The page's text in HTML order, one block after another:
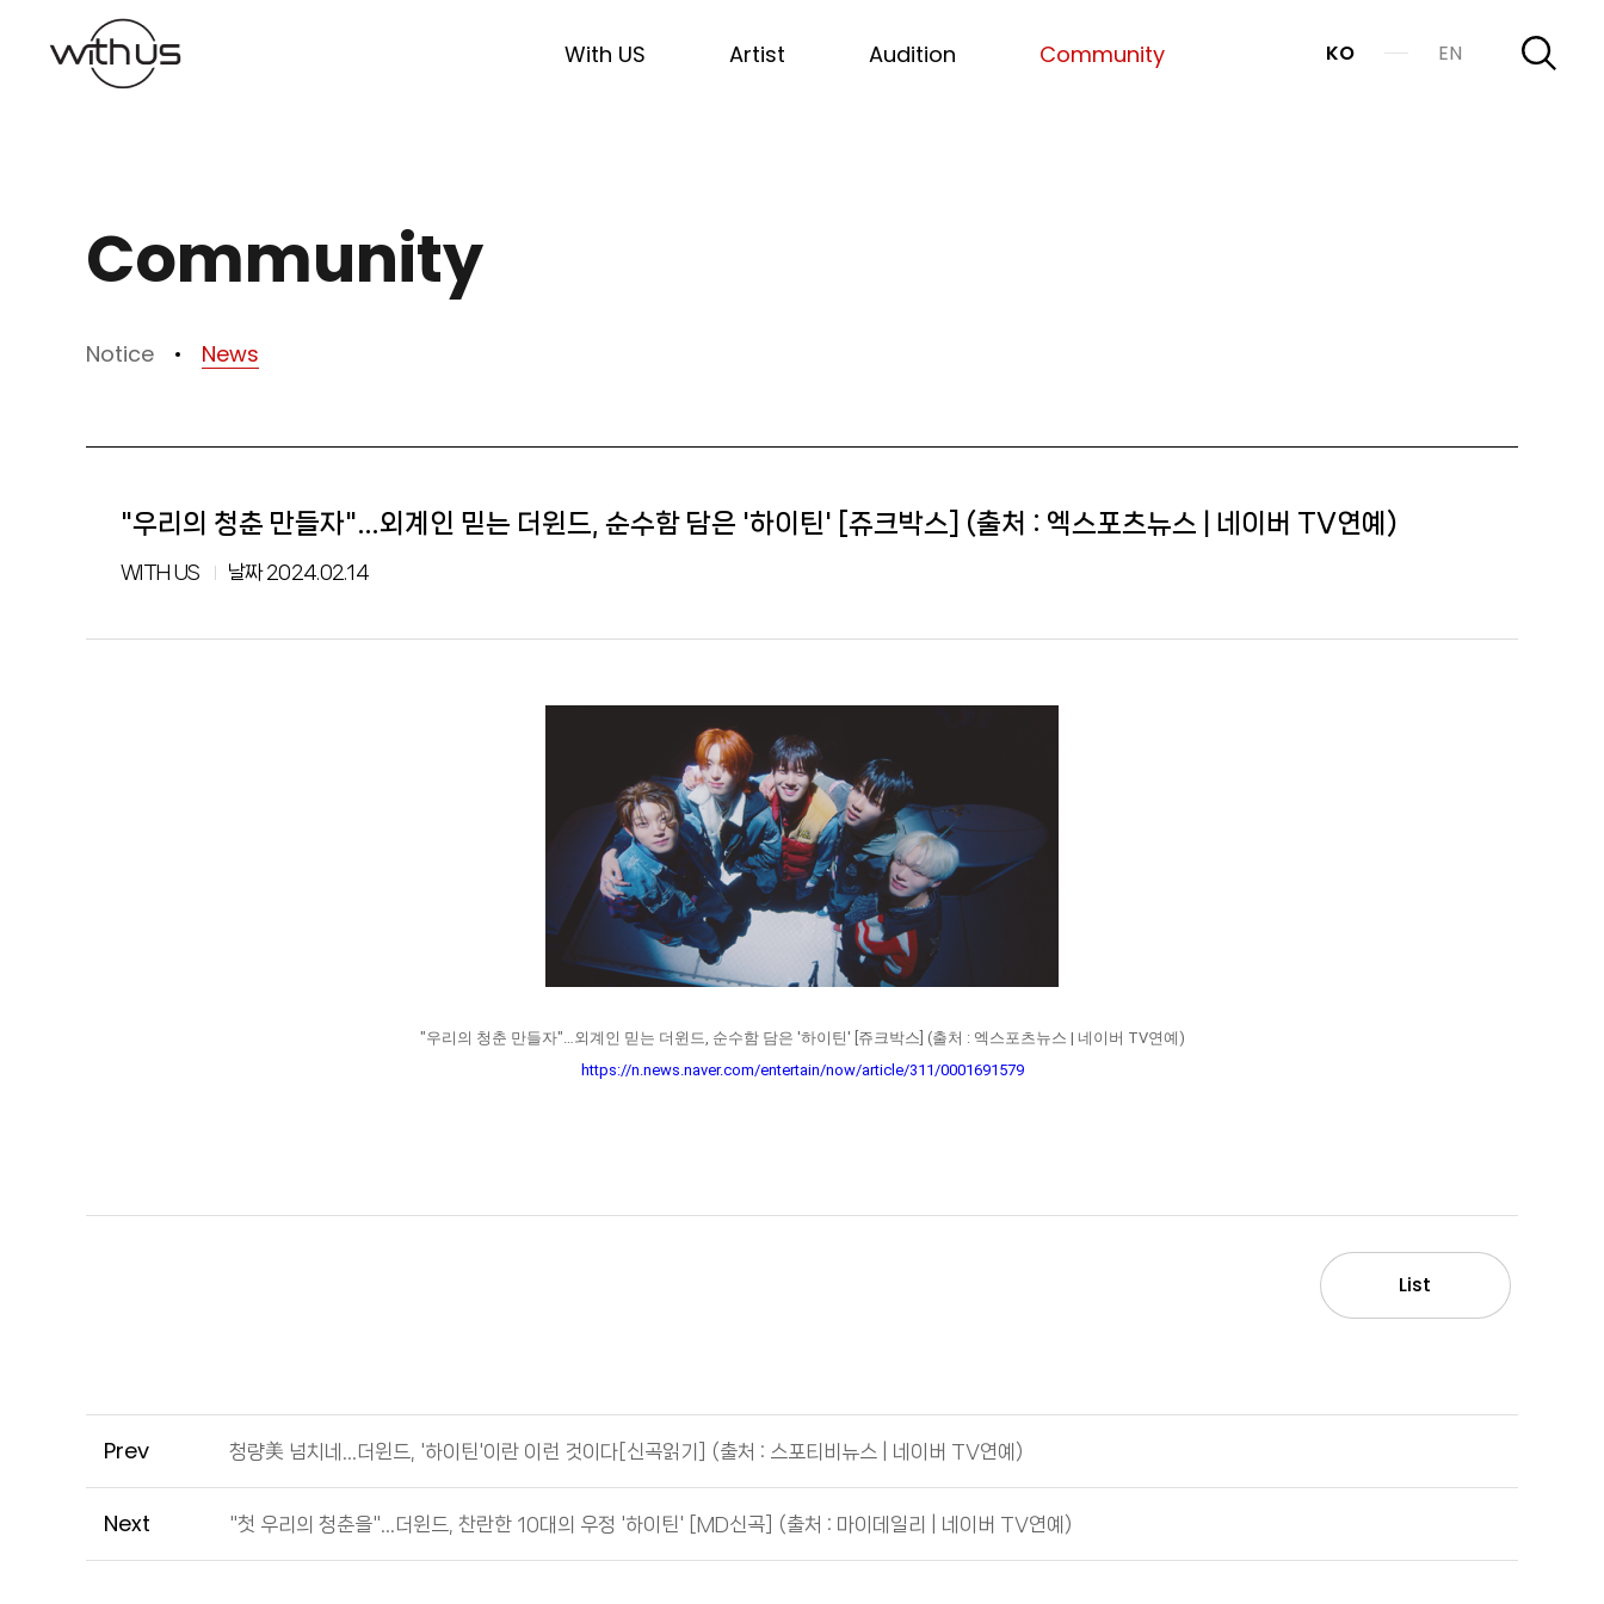
KO EN
With US Artist Audition Community
Community
Notice News
"우리의 청춘 만들자"…외계인 믿는 더윈드, 순수함 담은 '하이틴' [쥬크박스] (출처 : 엑스포츠뉴스 | 네이버 TV연예)
WITH US 날짜2024.02.14
"우리의 청춘 만들자"…외계인 믿는 더윈드, 순수함 담은 '하이틴' [쥬크박스] (출처 : 엑스포츠뉴스 | 네이버 TV연예)
https://n.news.naver.com/entertain/now/article/311/0001691579
List
Prev 청량美 넘치네…더윈드, '하이틴'이란 이런 것이다[신곡읽기] (출처 : 스포티비뉴스 | 네이버 TV연예)
Next "첫 우리의 청춘을"…더윈드, 찬란한 10대의 우정 '하이틴' [MD신곡] (출처 : 마이데일리 | 네이버 TV연예)